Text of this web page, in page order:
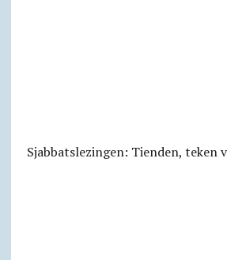
Sjabbats­lezingen: Tienden, teken